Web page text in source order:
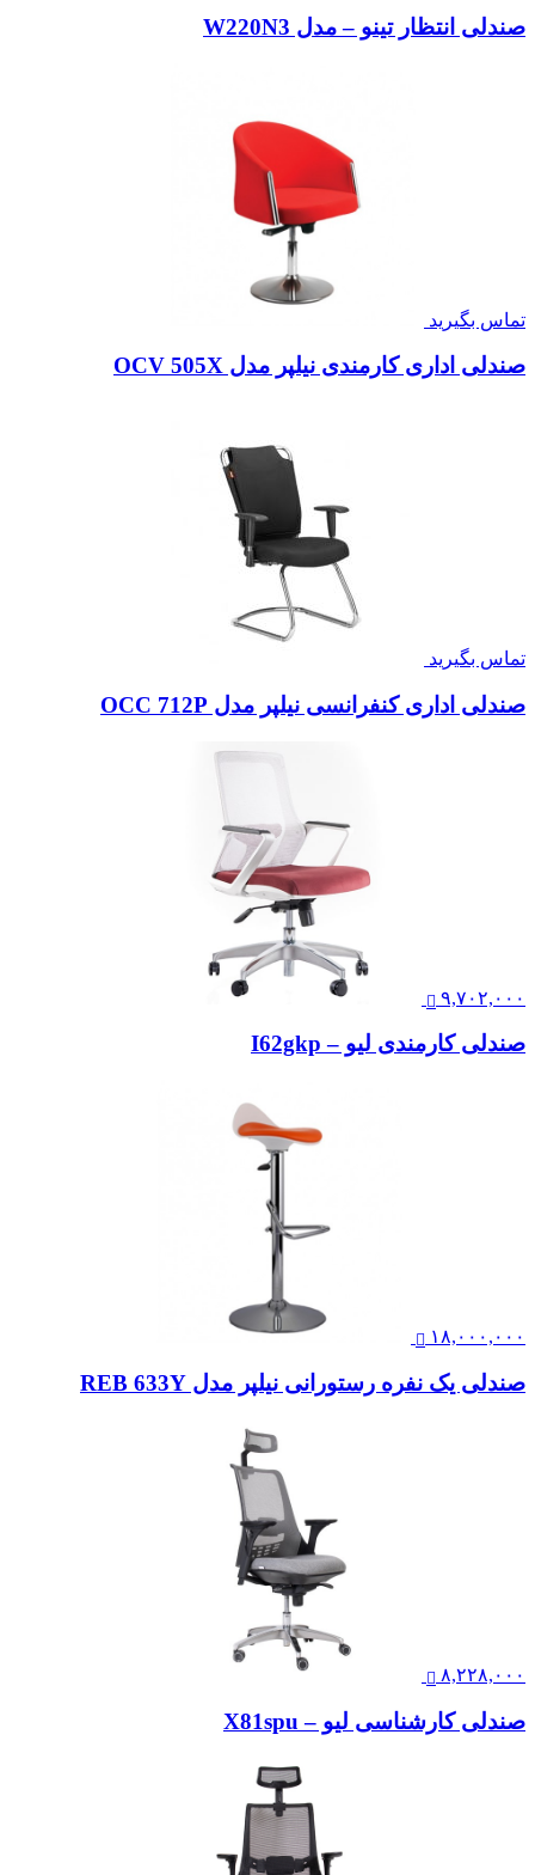
صندلی انتظار تینو – مدل W220N3
تماس بگیرید
صندلی اداری کارمندی نیلپر مدل OCV 505X
تماس بگیرید
صندلی اداری کنفرانسی نیلپر مدل OCC 712P
۹,۷۰۲,۰۰۰
صندلی کارمندی لیو – I62gkp
۱۸,۰۰۰,۰۰۰
صندلی یک نفره رستورانی نیلپر مدل REB 633Y
۸,۲۲۸,۰۰۰
صندلی کارشناسی لیو – X81spu